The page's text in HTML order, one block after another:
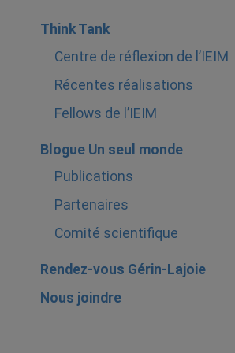
Think Tank
Centre de réflexion de l’IEIM
Récentes réalisations
Fellows de l’IEIM
Blogue Un seul monde
Publications
Partenaires
Comité scientifique
Rendez-vous Gérin-Lajoie
Nous joindre